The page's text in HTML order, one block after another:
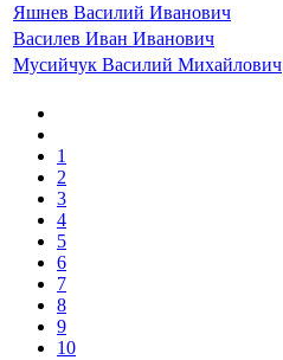
Яшнев Василий Иванович
Василев Иван Иванович
Мусийчук Василий Михайлович
1
2
3
4
5
6
7
8
9
10